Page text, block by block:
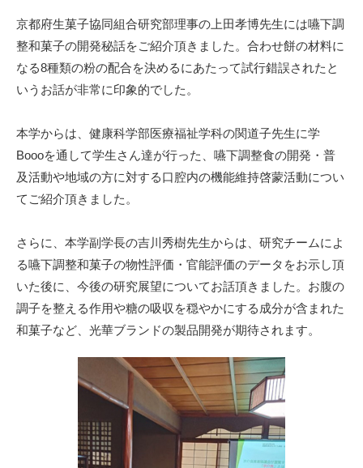
京都府生菓子協同組合研究部理事の上田孝博先生には嚥下調
整和菓子の開発秘話をご紹介頂きました。合わせ餅の材料に
なる8種類の粉の配合を決めるにあたって試行錯誤されたと
いうお話が非常に印象的でした。
本学からは、健康科学部医療福祉学科の関道子先生に学
Boooを通して学生さん達が行った、嚥下調整食の開発・普
及活動や地域の方に対する口腔内の機能維持啓蒙活動につい
てご紹介頂きました。
さらに、本学副学長の吉川秀樹先生からは、研究チームによ
る嚥下調整和菓子の物性評価・官能評価のデータをお示し頂
いた後に、今後の研究展望についてお話頂きました。お腹の
調子を整える作用や糖の吸収を穏やかにする成分が含まれた
和菓子など、光華ブランドの製品開発が期待されます。